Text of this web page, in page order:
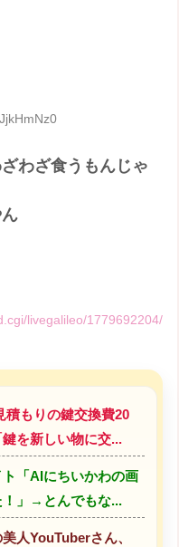
わざ食うもんじゃ
livegalileo/1779692204/
積もりの鍵交換費20
を新しい物に交...
ト「AIにちいかわの画
」→とんでもな...
人YouTuberさん、